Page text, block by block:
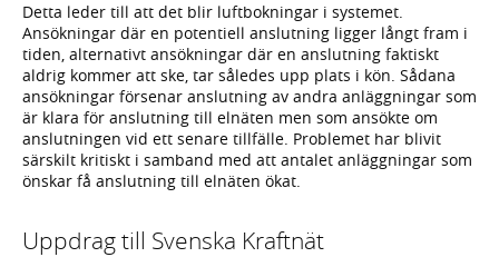
Detta leder till att det blir luftbokningar i systemet.
Ansökningar där en potentiell anslutning ligger långt fram i
tiden, alternativt ansökningar där en anslutning faktiskt
aldrig kommer att ske, tar således upp plats i kön. Sådana
ansökningar försenar anslutning av andra anläggningar som
är klara för anslutning till elnäten men som ansökte om
anslutningen vid ett senare tillfälle. Problemet har blivit
särskilt kritiskt i samband med att antalet anläggningar som
önskar få anslutning till elnäten ökat.
Uppdrag till Svenska Kraftnät